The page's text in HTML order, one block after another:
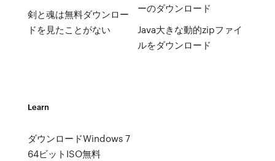
剣と魂は無料ダウンロー
ドを見たことがない
ーのダウンロード
Java大きな動的zipファイ
ルをダウンロード
Learn
ダウンロードWindows 7
64ビットISO無料